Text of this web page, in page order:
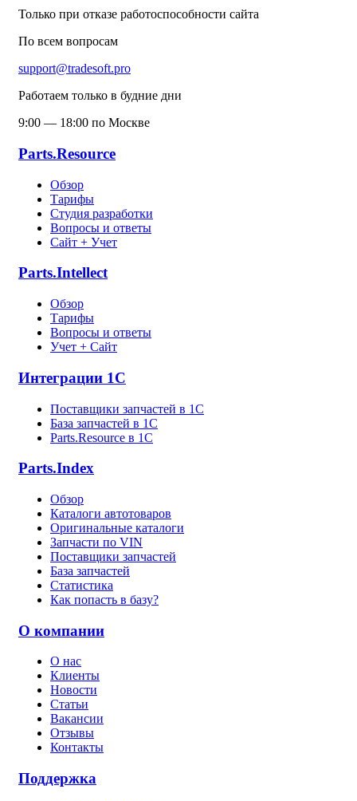
Только при отказе работоспособности сайта
По всем вопросам
support@tradesoft.pro
Работаем только в будние дни
9:00 — 18:00 по Москве
Parts.Resource
Обзор
Тарифы
Студия разработки
Вопросы и ответы
Сайт + Учет
Parts.Intellect
Обзор
Тарифы
Вопросы и ответы
Учет + Сайт
Интеграции 1С
Поставщики запчастей в 1C
База запчастей в 1С
Parts.Resource в 1C
Parts.Index
Обзор
Каталоги автотоваров
Оригинальные каталоги
Запчасти по VIN
Поставщики запчастей
База запчастей
Статистика
Как попасть в базу?
О компании
О нас
Клиенты
Новости
Статьи
Вакансии
Отзывы
Контакты
Поддержка